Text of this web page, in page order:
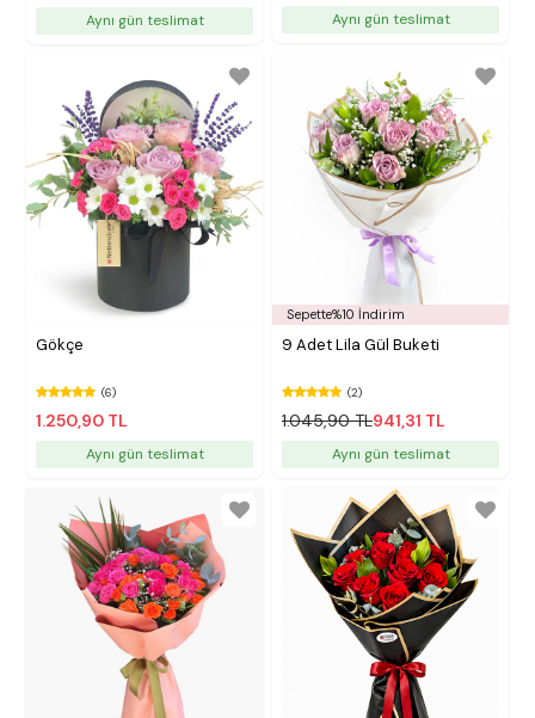
Aynı gün teslimat Aynı gün teslimat
Gökçe
(6)
1.250,90 TL
Aynı gün teslimat
Sepette%10 İndirim
9 Adet Lila Gül Buketi
(2)
1.045,90 TL941,31 TL
Aynı gün teslimat